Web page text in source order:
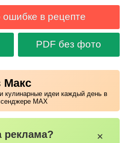
в рецепте
PDF без фото
Макс
кулинарные идеи каждый день в
MAX
реклама? ✕